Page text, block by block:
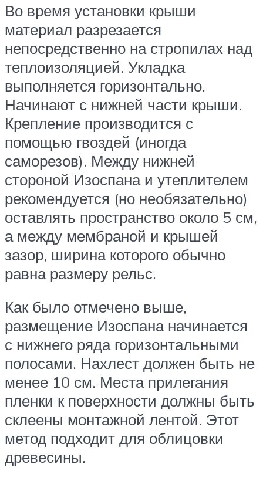
Во время установки крыши
материал разрезается
непосредственно на стропилах над
теплоизоляцией. Укладка
выполняется горизонтально.
Начинают с нижней части крыши.
Крепление производится с
помощью гвоздей (иногда
саморезов). Между нижней
стороной Изоспана и утеплителем
рекомендуется (но необязательно)
оставлять пространство около 5 см,
а между мембраной и крышей
зазор, ширина которого обычно
равна размеру рельс.
Как было отмечено выше,
размещение Изоспана начинается
с нижнего ряда горизонтальными
полосами. Нахлест должен быть не
менее 10 см. Места прилегания
пленки к поверхности должны быть
склеены монтажной лентой. Этот
метод подходит для облицовки
древесины.